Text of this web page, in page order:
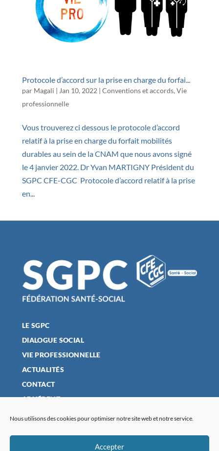
Nous utilisons des cookies pour optimiser notre site web et notre service.
Accepter
Protocole d’accord sur la prise en charge du forfai...
par Magali | Jan 10, 2022 | Conventions et accords, Vie
professionnelle
Vous trouverez ci dessous le protocole d’accord
relatif à la prise en charge du forfait mobilités
durables au sein de la CNAM que nous avons signé
le 4 janvier 2022. Dr Yvan MARTIGNY Président du
SGPC CFE-CGC Protocole d’accord relatif à la prise
en...
LE SGPC
DIALOGUE SOCIAL
VIE PROFESSIONNELLE
ACTUALITÉS
CONTACT
ADHÉRENT